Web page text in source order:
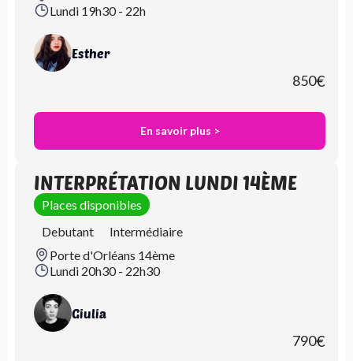
Lundi 19h30 - 22h
Esther
850€
En savoir plus >
INTERPRÉTATION LUNDI 14ÈME
Places disponibles
Debutant
Intermédiaire
Porte d'Orléans 14ème
Lundi 20h30 - 22h30
Giulia
790€